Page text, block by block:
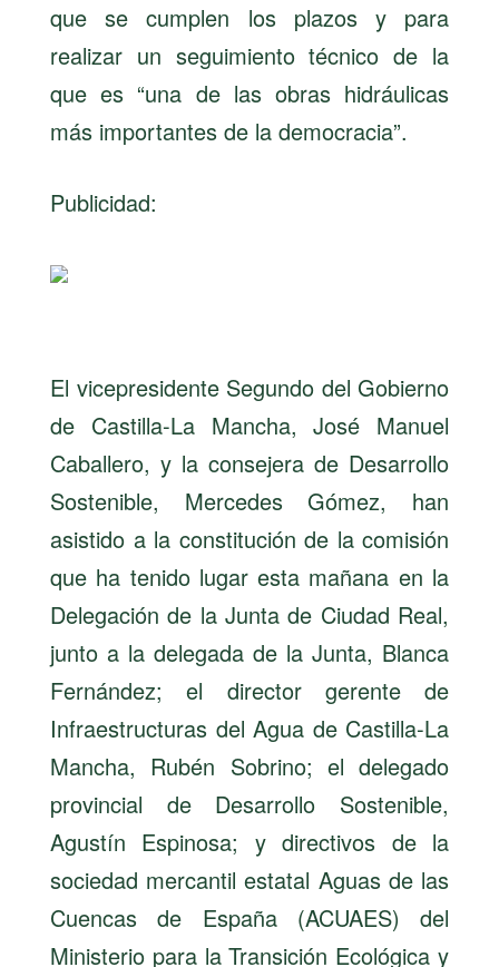
que se cumplen los plazos y para
realizar un seguimiento técnico de la
que es “una de las obras hidráulicas
más importantes de la democracia”.
Publicidad:
El vicepresidente Segundo del Gobierno
de Castilla-La Mancha, José Manuel
Caballero, y la consejera de Desarrollo
Sostenible, Mercedes Gómez, han
asistido a la constitución de la comisión
que ha tenido lugar esta mañana en la
Delegación de la Junta de Ciudad Real,
junto a la delegada de la Junta, Blanca
Fernández; el director gerente de
Infraestructuras del Agua de Castilla-La
Mancha, Rubén Sobrino; el delegado
provincial de Desarrollo Sostenible,
Agustín Espinosa; y directivos de la
sociedad mercantil estatal Aguas de las
Cuencas de España (ACUAES) del
Ministerio para la Transición Ecológica y